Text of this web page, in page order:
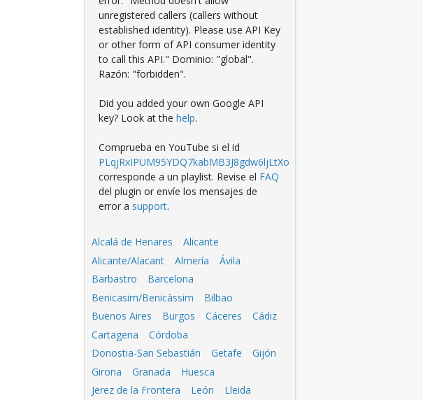
unregistered callers (callers without
established identity). Please use API Key
or other form of API consumer identity
to call this API." Dominio: "global".
Razón: "forbidden".
Did you added your own Google API
key? Look at thehelp.
Comprueba en YouTube si el id
PLqjRxIPUM95YDQ7kabMB3J8gdw6ljLtXo
corresponde a un playlist. Revise el FAQ
del plugin or envíe los mensajes de
error a support.
Alcalá de Henares
Alicante
Alicante/Alacant
Almería
Ávila
Barbastro
Barcelona
Benicasim/Benicàssim
Bilbao
Buenos Aires
Burgos Cáceres
Cádiz
Cartagena
Córdoba
Donostia-San Sebastián
Getafe
Gijón
Girona
Granada
Huesca
Jerez de la Frontera
León Lleida